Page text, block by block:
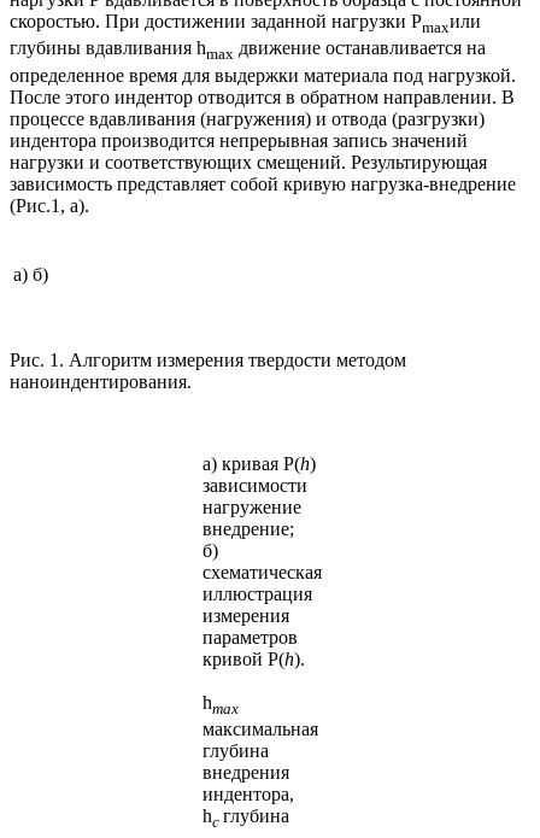
скоростью. При достижении заданной нагрузки Рmaxили
глубины вдавливания hmax движение останавливается на
определенное время для выдержки материала под нагрузкой.
После этого индентор отводится в обратном направлении. В
процессе вдавливания (нагружения) и отвода (разгрузки)
индентора производится непрерывная запись значений
нагрузки и соответствующих смещений. Результирующая
зависимость представляет собой кривую нагрузка-внедрение
(Рис.1, a).
а) б)
Рис. 1. Алгоритм измерения твердости методом
наноиндентирования.
а) кривая P(h)
зависимости
нагружение
внедрение;
б)
схематическая
иллюстрация
измерения
параметров
кривой P(h).
hmax
максимальная
глубина
внедрения
индентора,
hc глубина